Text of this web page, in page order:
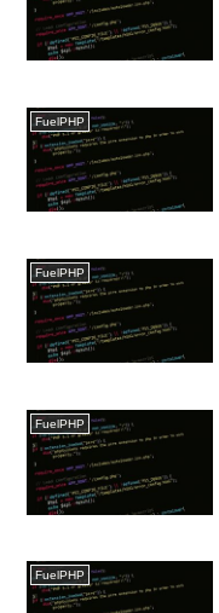
FuelPHP
FuelPHP
FuelPHP
FuelPHP